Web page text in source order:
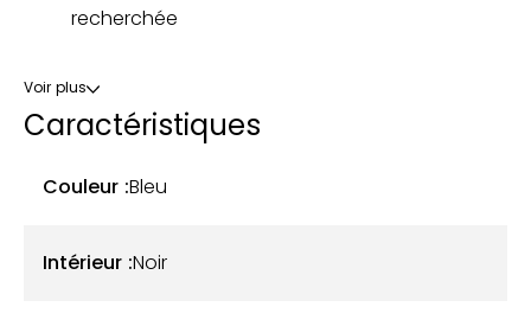
recherchée
Notre Ferrari 488 Spider, mise en circulation le 28
juin 2016, totalise aujourd’hui 23 147 km. D’origine
française, cet exemplaire est toujours immatriculé
en France et a connu deux propriétaires.
Voir plus
Caractéristiques
Couleur :Bleu
Intérieur :Noir